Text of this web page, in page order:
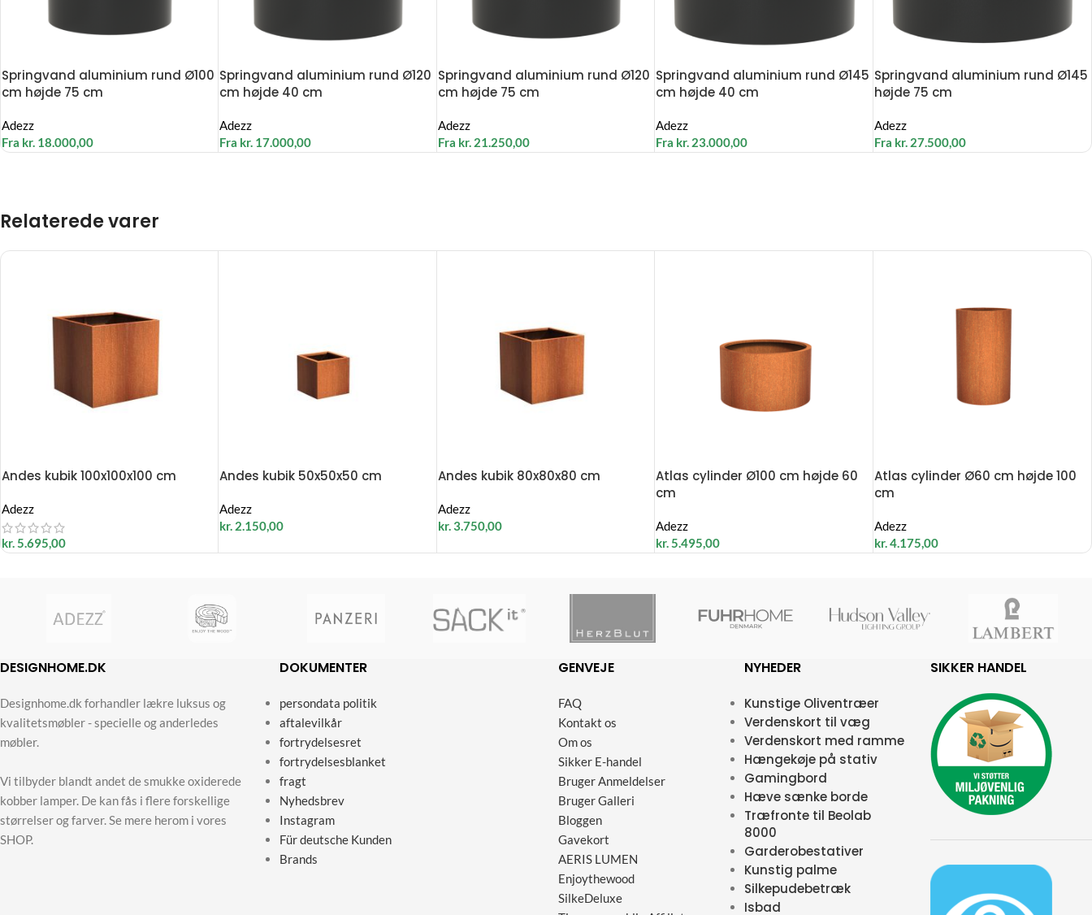
Springvand aluminium rund Ø100
cm højde 75 cm
Adezz
Fra kr. 18.000,00
Springvand aluminium rund Ø120
cm højde 40 cm
Adezz
Fra kr. 17.000,00
Springvand aluminium rund Ø120
cm højde 75 cm
Adezz
Fra kr.21.250,00
Springvand aluminium rund Ø145
cm højde 40 cm
Adezz
Fra kr. 23.000,00
Springvand aluminium rund Ø145
højde 75 cm
Adezz
Fra kr.27.500,00
Relaterede varer
Andes kubik 100x100x100 cm
Adezz
kr.5.695,00
Andes kubik 50x50x50 cm
Adezz
kr. 2.150,00
Andes kubik 80x80x80 cm
Adezz
kr.3.750,00
Atlas cylinder Ø100 cm højde 60
cm
Adezz
kr.5.495,00
Atlas cylinder Ø60 cm højde 100
cm
Adezz
kr.4.175,00
DESIGNHOME.DK
Designhome.dk forhandler lækre luksus og
kvalitetsmøbler - specielle og anderledes
møbler.
Vi tilbyder blandt andet de smukke oxiderede
kobber lamper. De kan fås i flere forskellige
størrelser og farver. Se mere herom i vores
SHOP.
DOKUMENTER
persondata politik
aftalevilkår
fortrydelsesret
fortrydelsesblanket
fragt
Nyhedsbrev
Instagram
Für deutsche Kunden
Brands
GENVEJE
FAQ
Kontakt os
Om os
Sikker E-handel
Bruger Anmeldelser
Bruger Galleri
Bloggen
Gavekort
AERIS LUMEN
Enjoythewood
SilkeDeluxe
NYHEDER
Kunstige Oliventræer
Verdenskort til væg
Verdenskort med ramme
Hængekøje på stativ
Gamingbord
Hæve sænke borde
Træfronte til Beolab
8000
Garderobestativer
Kunstig palme
Silkepudebetræk
Isbad
SIKKER HANDEL